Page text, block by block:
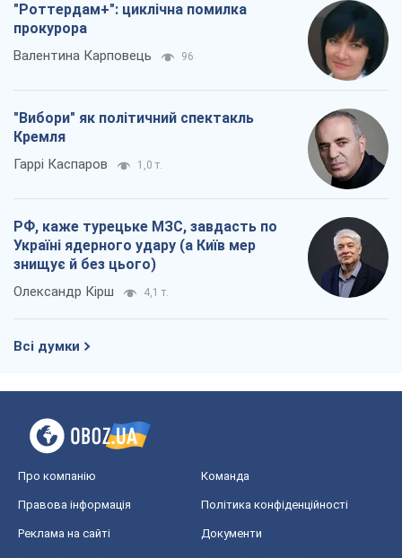
"Роттердам+": циклічна помилка
прокурора
Валентина Карповець 96
"Вибори" як політичний спектакль
Кремля
Гаррі Каспаров 1,0 т.
РФ, каже турецьке МЗС, завдасть по
Україні ядерного удару (а Київ мер
знищує й без цього)
Олександр Кірш 4,1 т.
Всі думки
Про компанію Команда
Правова інформація Політика конфіденційності
Реклама на сайті Документи